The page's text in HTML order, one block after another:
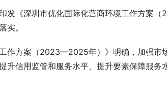
发《深圳市优化国际化营商环境工作方案
实。
工作方案（2023—2025年）》明确，加强市
升信用监管和服务水平、提升要素保障服务